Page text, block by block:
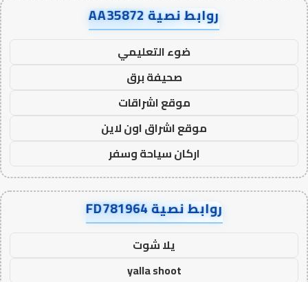
روابط نصية AA35872
ضوء التعليمي
صحيفة برق
موقع اشراقات
موقع اشراق اون لاين
اركان سياحة وسفر
روابط نصية FD781964
يلا شوت
yalla shoot